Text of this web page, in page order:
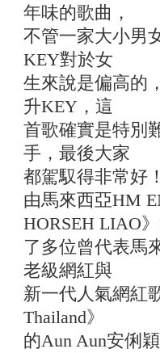
年味的歌曲，
不管一家大小男
KEY對於女
生來說是偏高的
升KEY，這
首歌確實是特別
手，最後大家
都駕馭得非常好！
由馬來西亞HM
HORSEH LIAO
了多位曾代表馬
老級網紅與
新一代人氣網紅
Thailand》
的Aun Aun安俐